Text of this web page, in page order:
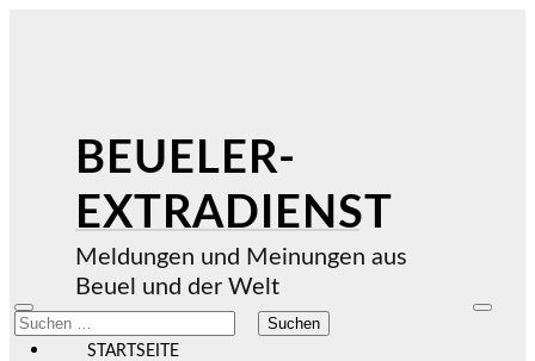
BEUELER-
EXTRADIENST
Meldungen und Meinungen aus
Beuel und der Welt
Mobile-
Menü
ein-/ausblenden
Suchen
nach:
STARTSEITE